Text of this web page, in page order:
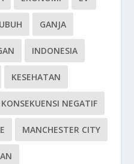
GANJA
INDONESIA
KESEHATAN
KONSEKUENSI NEGATIF
MANCHESTER CITY